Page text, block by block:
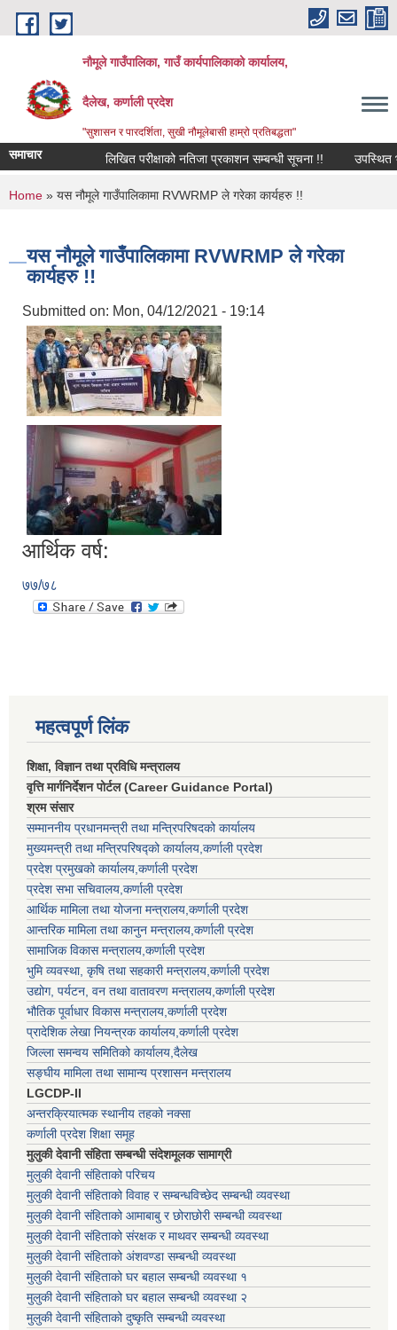
Skip to main content
नौमूले गाउँपालिका, गाउँ कार्यपालिकाको कार्यालय,
दैलेख, कर्णाली प्रदेश
"सुशासन र पारदर्शिता, सुखी नौमूलेबासी हाम्रो प्रतिबद्धता"
समाचार लिखित परीक्षाको नतिजा प्रकाशन सम्बन्धी सूचना !! उपस्थित भई
You are here
Home » यस नौमूले गाउँपालिकामा RVWRMP ले गरेका कार्यहरु !!
यस नौमूले गाउँपालिकामा RVWRMP ले गरेका
कार्यहरु !!
Submitted on: Mon, 04/12/2021 - 19:14
आर्थिक वर्ष:
७७/७८
महत्वपूर्ण लिंक
शिक्षा, विज्ञान तथा प्रविधि मन्त्रालय
वृत्ति मार्गनिर्देशन पोर्टल (Career Guidance Portal)
श्रम संसार
सम्माननीय प्रधानमन्त्री तथा मन्त्रिपरिषद‌को कार्यालय
मुख्यमन्त्री तथा मन्त्रिपरिषद्को कार्यालय,कर्णाली प्रदेश
प्रदेश प्रमुखको कार्यालय,कर्णाली प्रदेश
प्रदेश सभा सचिवालय,कर्णाली प्रदेश
आर्थिक मामिला तथा योजना मन्त्रालय,कर्णाली प्रदेश
आन्तरिक मामिला तथा कानुन मन्त्रालय,कर्णाली प्रदेश
सामाजिक विकास मन्त्रालय,कर्णाली प्रदेश
भुमि व्यवस्था, कृषि तथा सहकारी मन्त्रालय,कर्णाली प्रदेश
उद्योग, पर्यटन, वन तथा वातावरण मन्त्रालय,कर्णाली प्रदेश
भौतिक पूर्वाधार विकास मन्त्रालय,कर्णाली प्रदेश
प्रादेशिक लेखा नियन्त्रक कार्यालय,कर्णाली प्रदेश
जिल्ला समन्वय समितिको कार्यालय,दैलेख
सङ्घीय मामिला तथा सामान्य प्रशासन मन्त्रालय
LGCDP-II
अन्तरक्रियात्मक स्थानीय तहको नक्सा
कर्णाली प्रदेश शिक्षा समूह
मुलुकी देवानी संहिता सम्बन्धी संदेशमूलक सामाग्री
मुलुकी देवानी संहिताको परिचय
मुलुकी देवानी संहिताको विवाह र सम्बन्धविच्छेद सम्बन्धी व्यवस्था
मुलुकी देवानी संहिताको आमाबाबु र छोराछोरी सम्बन्धी व्यवस्था
मुलुकी देवानी संहिताको संरक्षक र माथवर सम्बन्धी व्यवस्था
मुलुकी देवानी संहिताको अंशवण्डा सम्बन्धी व्यवस्था
मुलुकी देवानी संहिताको घर बहाल सम्बन्धी व्यवस्था १
मुलुकी देवानी संहिताको घर बहाल सम्बन्धी व्यवस्था २
मुलुकी देवानी संहिताको दुष्कृति सम्बन्धी व्यवस्था